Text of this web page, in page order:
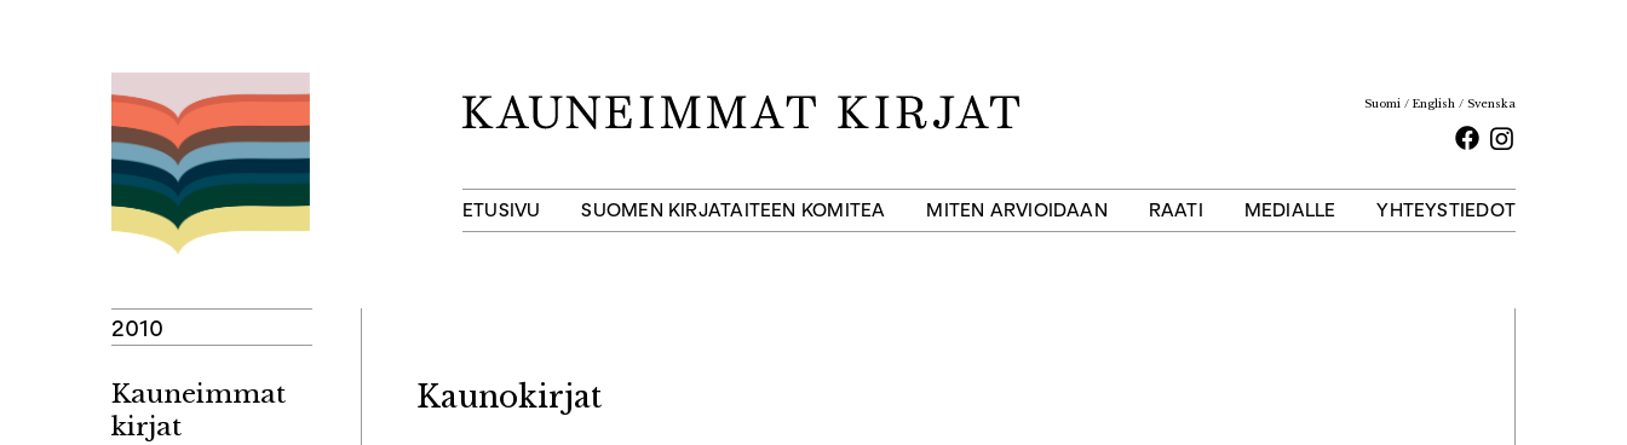
sisältöön
Suomi English Svenska
Facebook
ETUSIVU SUOMEN KIRJATAITEEN KOMITEA MITEN ARVIOIDAAN RAATI MEDIALLE YHTEYSTIEDOT
2010
Kauneimmat
kirjat
Kaunokirjat